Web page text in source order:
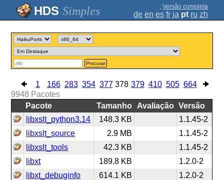
Simples ; Versão completa
de en es fr ja pt ru zh
Procurar
1 166 283 354 377 378 379 410 505 664
9948 Pacotes
Pacote
Tamanho Avaliação Versão
libxslt_python3.14
148.3 KB
1.1.45-2
libxslt_source
2.9 MB
1.1.45-2
libxslt_tools
42.3 KB
1.1.45-2
libxt
189.8 KB
1.2.0-2
libxt_debuginfo
614.1 KB
1.2.0-2